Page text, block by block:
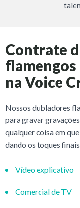
Contrate
flamengos
na Voice
Nossos dubladores
para gravar
qualquer coisa em
dando os toques finais
Vídeo explicativo
Comercial de TV